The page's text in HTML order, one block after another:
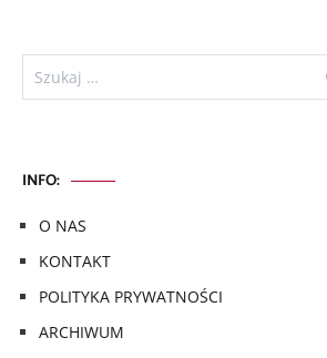
Szukaj:
INFO:
O NAS
KONTAKT
POLITYKA PRYWATNOŚCI
ARCHIWUM